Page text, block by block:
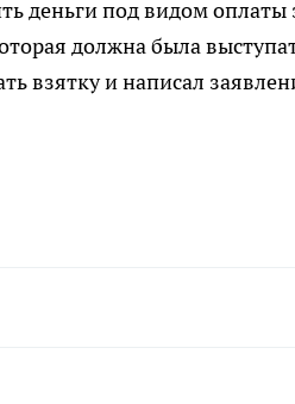
деньги под видом оплаты
должна была
взятку и написал